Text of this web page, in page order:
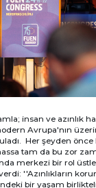
insan ve azınlık
Avrupa'nın
Her şeyden önce
tam da bu zor
merkezi bir rol
''Azınlıkların
bir yaşam